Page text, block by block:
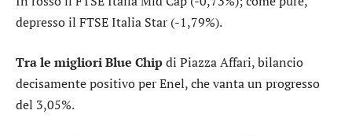
depresso il FTSE Italia Star (-1,79%).
Tra le migliori Blue Chipdi Piazza Affari, bilancio
decisamente positivo perEnel, che vanta un progresso
del 3,05%.